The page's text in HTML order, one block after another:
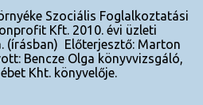
Szociális Foglalkoztatási
Kft. 2010. évi üzleti
(írásban) Előterjesztő: Marton
Bencze Olga könyvvizsgáló,
Kht. könyvelője.